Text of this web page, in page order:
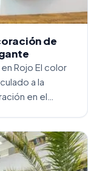
de
Rojo El color
a la
en el